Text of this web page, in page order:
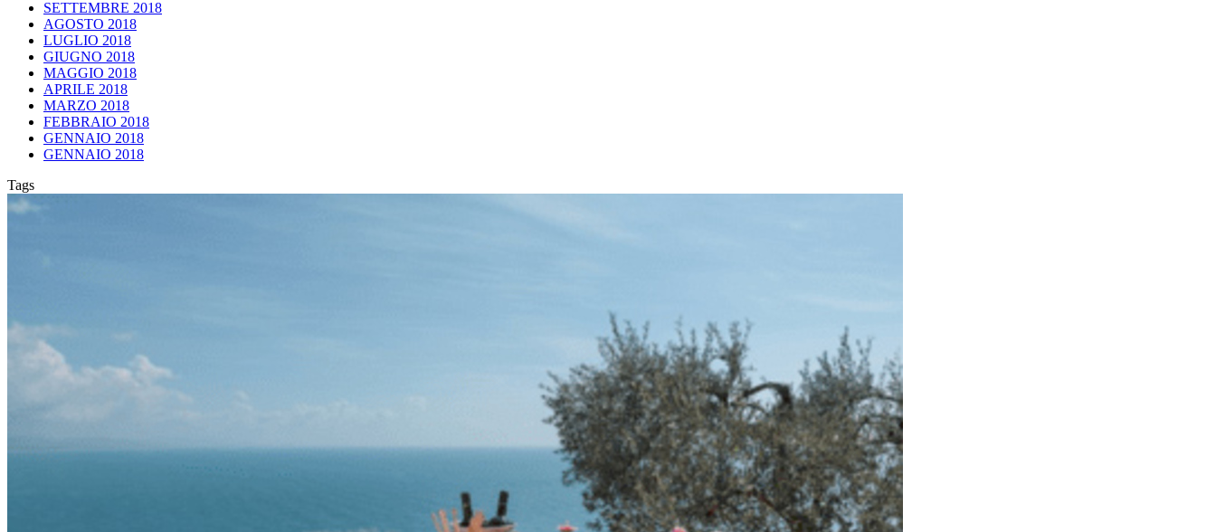
SETTEMBRE 2018
AGOSTO 2018
LUGLIO 2018
GIUGNO 2018
MAGGIO 2018
APRILE 2018
MARZO 2018
FEBBRAIO 2018
GENNAIO 2018
GENNAIO 2018
Tags